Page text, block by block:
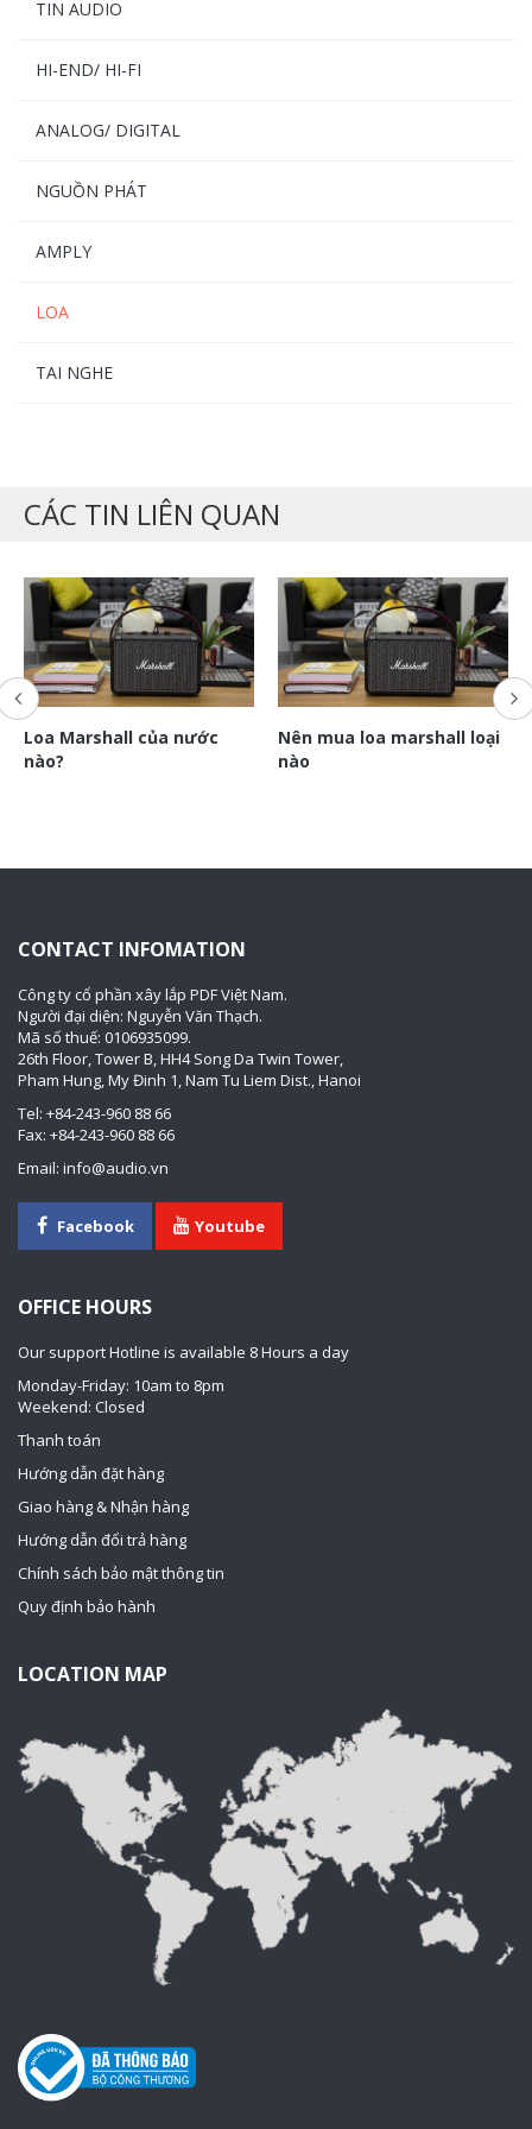
TIN AUDIO
HI-END/ HI-FI
ANALOG/ DIGITAL
NGUỒN PHÁT
AMPLY
LOA
TAI NGHE
CÁC TIN LIÊN QUAN
Loa Marshall của nước
nào?
Nên mua loa marshall loại
nào
CONTACT INFOMATION
Công ty cổ phần xây lắp PDF Việt Nam.
Người đại diện: Nguyễn Văn Thạch.
Mã số thuế: 0106935099.
26th Floor, Tower B, HH4 Song Da Twin Tower,
Pham Hung, My Đinh 1, Nam Tu Liem Dist., Hanoi
Tel: +84-243-960 88 66
Fax: +84-243-960 88 66
Email: info@audio.vn
Facebook Youtube
OFFICE HOURS
Our support Hotline is available 8 Hours a day
Monday-Friday: 10am to 8pm
Weekend: Closed
Thanh toán
Hướng dẫn đặt hàng
Giao hàng & Nhận hàng
Hướng dẫn đổi trả hàng
Chính sách bảo mật thông tin
Quy định bảo hành
LOCATION MAP